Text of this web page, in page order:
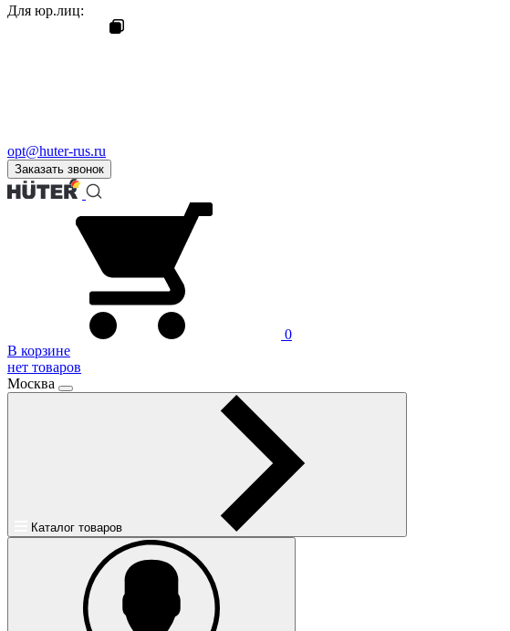
Для юр.лиц:
opt@huter-rus.ru
Заказать звонок
0
В корзине
нет товаров
Москва
Каталог товаров